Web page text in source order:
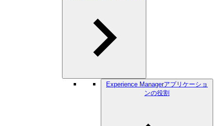
Experience Managerアプリケーショ
ンの役割